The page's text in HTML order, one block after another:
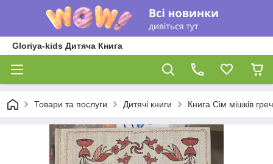
Gloriya-kids Дитяча Книга
Товари та послуги Дитячі книги Книга Сім мішків